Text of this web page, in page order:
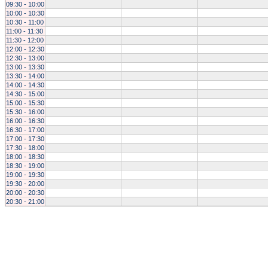
09:30 - 10:00
10:00 - 10:30
10:30 - 11:00
11:00 - 11:30
11:30 - 12:00
12:00 - 12:30
12:30 - 13:00
13:00 - 13:30
13:30 - 14:00
14:00 - 14:30
14:30 - 15:00
15:00 - 15:30
15:30 - 16:00
16:00 - 16:30
16:30 - 17:00
17:00 - 17:30
17:30 - 18:00
18:00 - 18:30
18:30 - 19:00
19:00 - 19:30
19:30 - 20:00
20:00 - 20:30
20:30 - 21:00